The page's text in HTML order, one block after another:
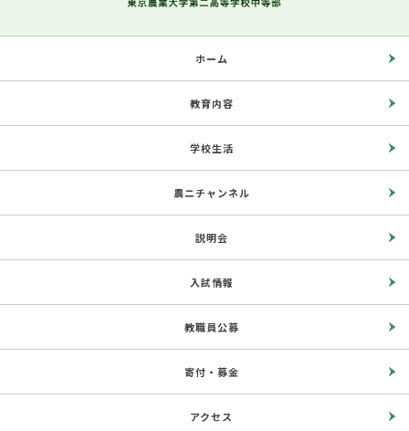
ホーム
教育内容
学校生活
農ニチャンネル
説明会
入試情報
教職員公募
寄付・募金
アクセス